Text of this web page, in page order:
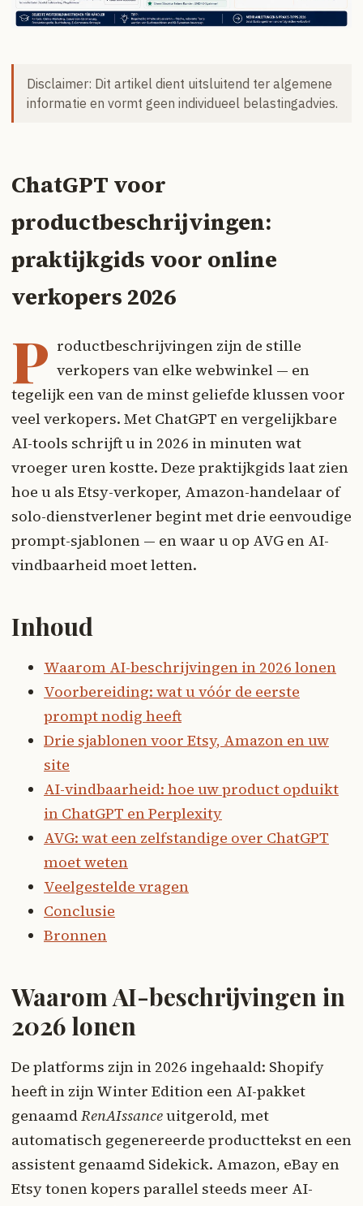
Disclaimer: Dit artikel dient uitsluitend ter algemene
informatie en vormt geen individueel belastingadvies.
ChatGPT voor
productbeschrijvingen:
praktijkgids voor online
verkopers 2026
P roductbeschrijvingen zijn de stille
verkopers van elke webwinkel — en
tegelijk een van de minst geliefde klussen voor
veel verkopers. Met ChatGPT en vergelijkbare
AI-tools schrijft u in 2026 in minuten wat
vroeger uren kostte. Deze praktijkgids laat zien
hoe u als Etsy-verkoper, Amazon-handelaar of
solo-dienstverlener begint met drie eenvoudige
prompt-sjablonen — en waar u op AVG en AI-
vindbaarheid moet letten.
Inhoud
Waarom AI-beschrijvingen in 2026 lonen
Voorbereiding: wat u vóór de eerste
prompt nodig heeft
Drie sjablonen voor Etsy, Amazon en uw
site
AI-vindbaarheid: hoe uw product opduikt
in ChatGPT en Perplexity
AVG: wat een zelfstandige over ChatGPT
moet weten
Veelgestelde vragen
Conclusie
Bronnen
Waarom AI-beschrijvingen in
2026 lonen
De platforms zijn in 2026 ingehaald: Shopify
heeft in zijn Winter Edition een AI-pakket
genaamdRenAIssanceuitgerold, met
automatisch gegenereerde producttekst en een
assistent genaamd Sidekick. Amazon, eBay en
Etsy tonen kopers parallel steeds meer AI-